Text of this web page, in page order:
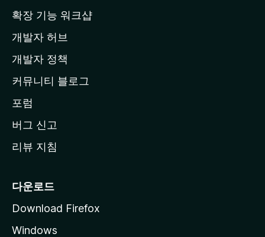
페
이
지
이
동
확장 기능 워크샵
개발자 허브
개발자 정책
커뮤니티 블로그
포럼
버그 신고
리뷰 지침
다운로드
Download Firefox
Windows